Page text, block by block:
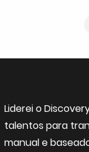
Liderei o
talentos para
manual e